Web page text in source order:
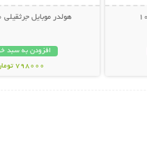
هولدر موبایل جرثقیلی 360 درجه
افزودن به سبد
798000 تومان